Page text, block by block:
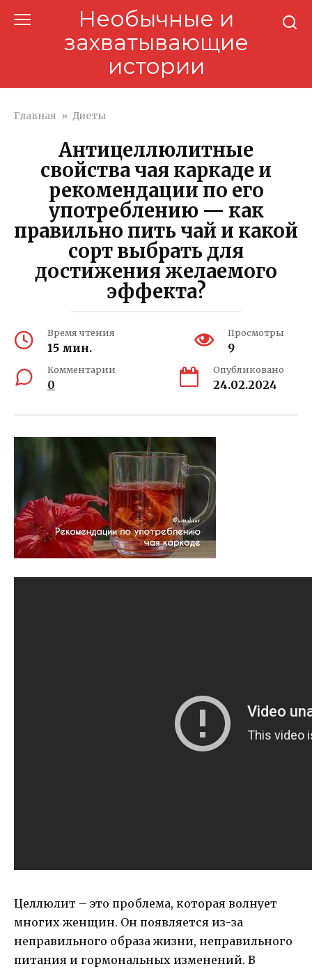
Необычные и
захватывающие
истории
Главная » Диеты
Антицеллюлитные
свойства чая каркаде и
рекомендации по его
употреблению — как
правильно пить чай и какой
сорт выбрать для
достижения желаемого
эффекта?
Время чтения
15 мин.
Просмотры
9
Комментарии
0
Опубликовано
24.02.2024
Целлюлит – это проблема, которая волнует
многих женщин. Он появляется из-за
неправильного образа жизни, неправильного
питания и гормональных изменений. В